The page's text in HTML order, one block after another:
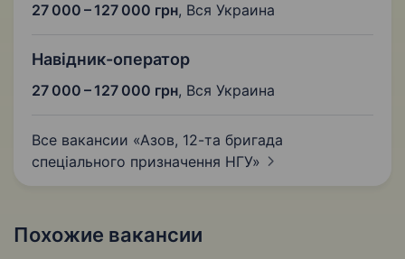
27 000 – 127 000 грн, Вся Украина
Навідник-оператор
27 000 – 127 000 грн, Вся Украина
Все вакансии «Азов, 12-та бригада
спеціального призначення НГУ»
Похожие вакансии